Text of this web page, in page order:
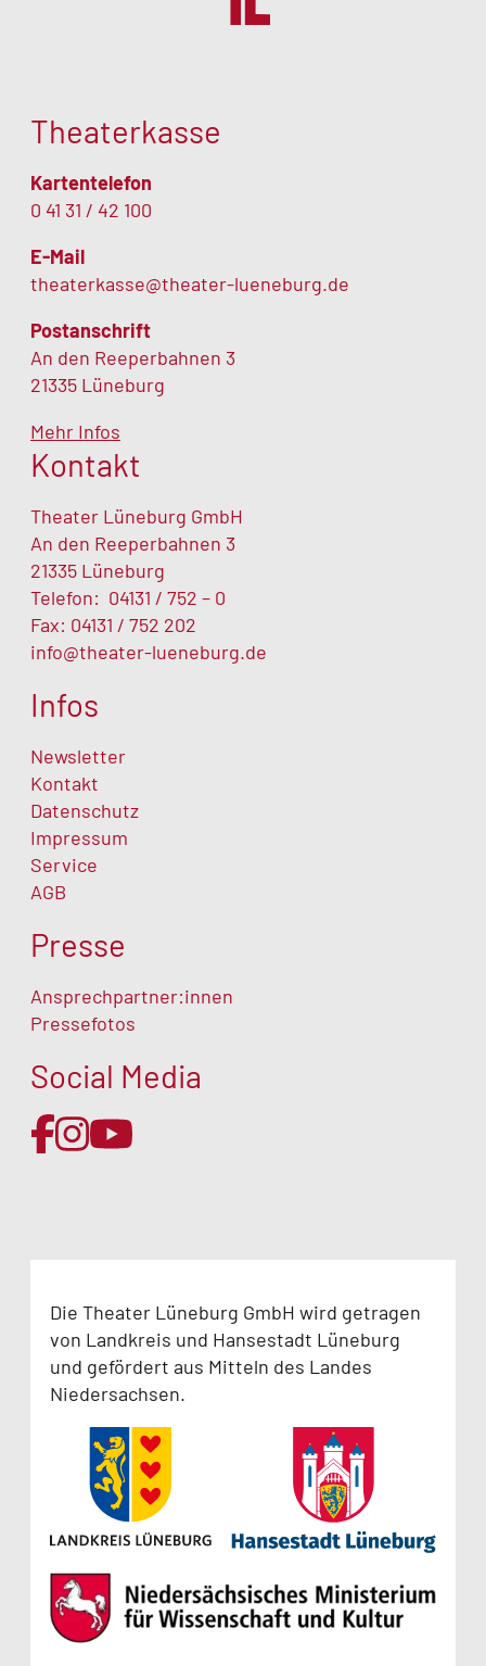
Theaterkasse
Kartentelefon
0 41 31 / 42 100
E-Mail
theaterkasse@theater-lueneburg.de
Postanschrift
An den Reeperbahnen 3
21335 Lüneburg
Mehr Infos
Kontakt
Theater Lüneburg GmbH
An den Reeperbahnen 3
21335 Lüneburg
Telefon: 04131 / 752 – 0
Fax: 04131 / 752 202
info@theater-lueneburg.de
Infos
Newsletter
Kontakt
Datenschutz
Impressum
Service
AGB
Presse
Ansprechpartner:innen
Pressefotos
Social Media
Die Theater Lüneburg GmbH wird getragen
von Landkreis und Hansestadt Lüneburg
und gefördert aus Mitteln des Landes
Niedersachsen.